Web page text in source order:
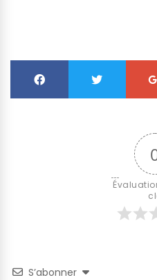
S’abonner